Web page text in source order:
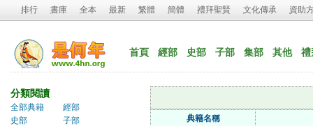
排行 書庫 全本 最新 繁體 簡體 禮拜聖賢 文化傳承 資助
首頁 經部 史部 子部 集部 其他 禮
分類閱讀
全部典籍
經部
史部
子部
典籍名稱